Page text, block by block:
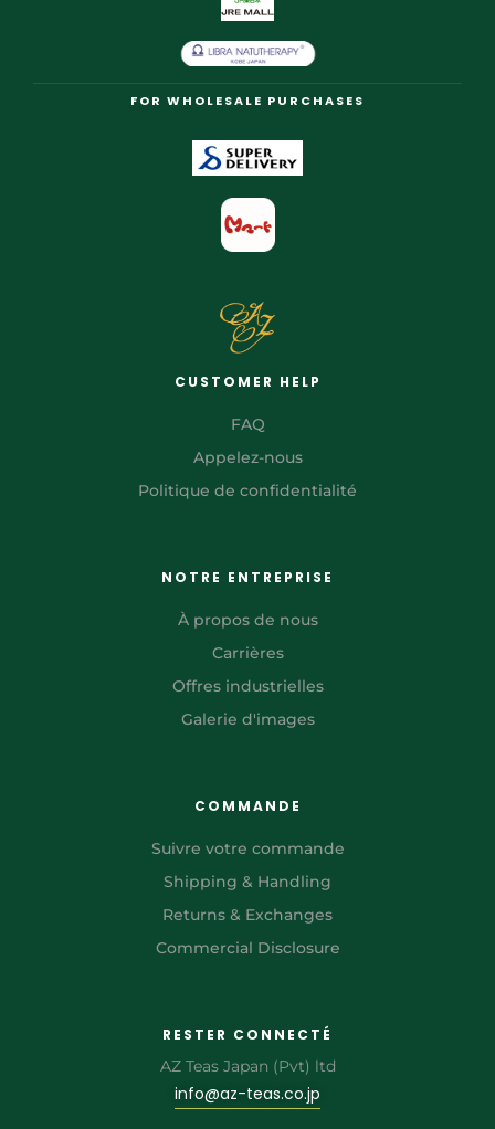
FOR WHOLESALE PURCHASES
CUSTOMER HELP
FAQ
Appelez-nous
Politique de confidentialité
NOTRE ENTREPRISE
À propos de nous
Carrières
Offres industrielles
Galerie d'images
COMMANDE
Suivre votre commande
Shipping & Handling
Returns & Exchanges
Commercial Disclosure
RESTER CONNECTÉ
AZ Teas Japan (Pvt) ltd
info@az-teas.co.jp